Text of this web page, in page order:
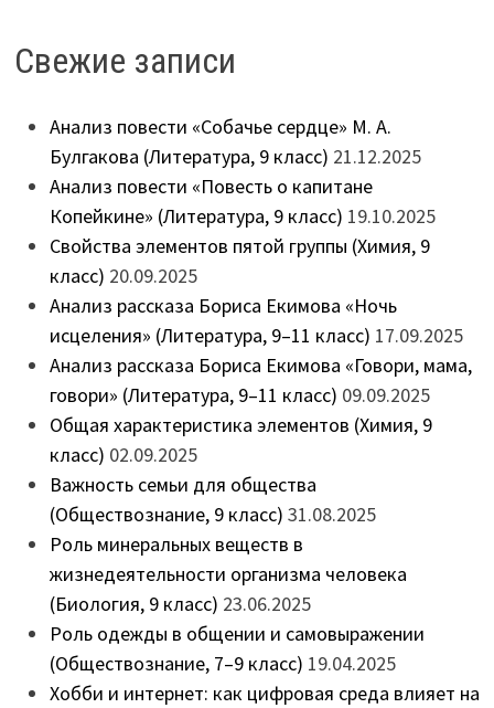
Свежие записи
Анализ повести «Собачье сердце» М. А.
Булгакова (Литература, 9 класс) 21.12.2025
Анализ повести «Повесть о капитане
Копейкине» (Литература, 9 класс) 19.10.2025
Свойства элементов пятой группы (Химия, 9
класс) 20.09.2025
Анализ рассказа Бориса Екимова «Ночь
исцеления» (Литература, 9–11 класс) 17.09.2025
Анализ рассказа Бориса Екимова «Говори, мама,
говори» (Литература, 9–11 класс) 09.09.2025
Общая характеристика элементов (Химия, 9
класс) 02.09.2025
Важность семьи для общества
(Обществознание, 9 класс) 31.08.2025
Роль минеральных веществ в
жизнедеятельности организма человека
(Биология, 9 класс) 23.06.2025
Роль одежды в общении и самовыражении
(Обществознание, 7–9 класс) 19.04.2025
Хобби и интернет: как цифровая среда влияет на